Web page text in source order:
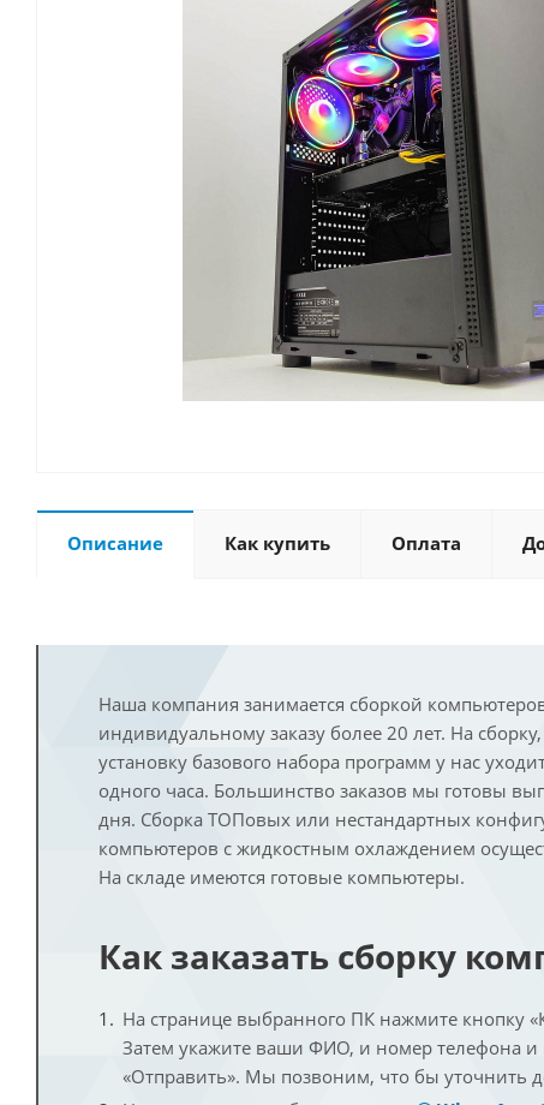
Описание Как купить Оплата
Наша компания занимается сборкой
индивидуальному заказу более 20 лет. На
установку базового набора программ у нас
одного часа. Большинство заказов мы готовы
дня. Сборка ТОПовых или нестандартных
компьютеров с жидкостным охлаждением
На складе имеются готовые компьютеры.
Как заказать сборку
На странице выбранного ПК нажмите кнопку
Затем укажите ваши ФИО, и номер телефона и
«Отправить». Мы позвоним, что бы уточнить